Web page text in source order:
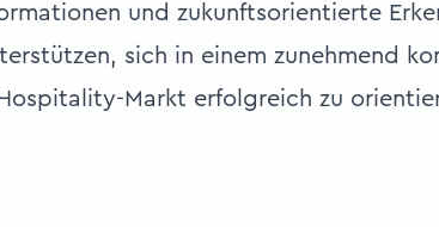
und zukunftsorientierte
sich in einem zunehmend
Markt erfolgreich zu